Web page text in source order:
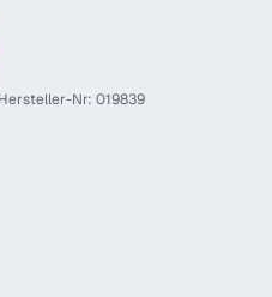
Hersteller-Nr: 019839
verfügbar.)